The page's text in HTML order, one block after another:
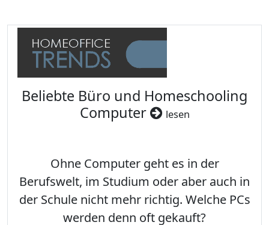
Beliebte Büro und Homeschooling
Computer
lesen
Ohne Computer geht es in der
Berufswelt, im Studium oder aber auch in
der Schule nicht mehr richtig. Welche PCs
werden denn oft gekauft?